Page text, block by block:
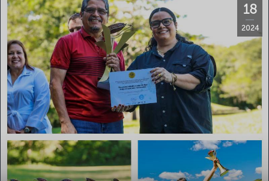
18
2024